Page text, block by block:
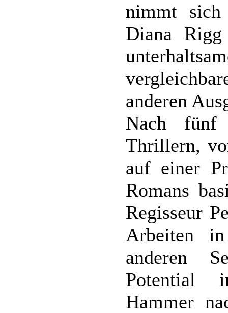
nimmt sich
Diana
anderen
Nach fünf
Thrillern,
auf einer
Romans
Regisseur
Arbeiten
anderen
Potential
Hammer